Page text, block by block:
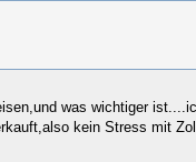
was wichtiger
kein Stress mit